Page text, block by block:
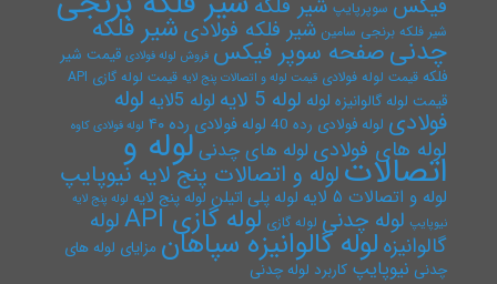
فیکس سوپرپایپ شیر فلکه
شیر فلکه برنجی سامین شیر فلکه فولادی شیر فلکه
چدنیصفحه سوپر فیکس فروش لوله فولادی قیمت شیر
فلکه قیمت لوله فولادی قیمت لوله و اتصالات پنج لایه قیمت لوله گازی API
قیمت لوله گالوانیزه لوله لوله 5 لایه لوله 5لایه لوله
فولادی لوله فولادی رده 40 لوله فولادی رده ۴۰ لوله فولادی کاوه
لوله های فولادی لوله های چدنی لوله و اتصالاتلوله و اتصالات پنج لایه نیوپایپ
لوله و اتصالات ۵ لایه لوله پلی اتیلن لوله پنج لایه لوله پنج لایه
نیوپایپ لوله چدنی لوله گازی لوله گازی API لوله
گالوانیزه لوله گالوانیزه سپاهان مزایای لوله های
چدنی نیوپایپ کاربرد لوله چدنی